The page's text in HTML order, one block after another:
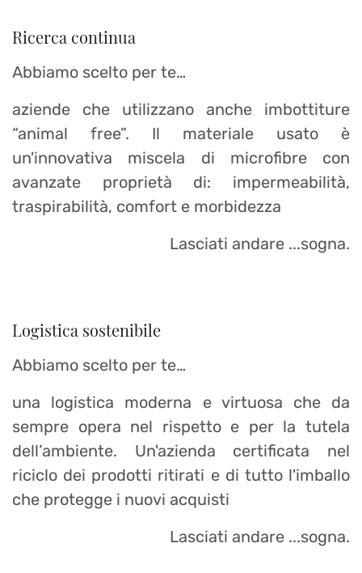
Ricerca continua
Abbiamo scelto per te…
aziende che utilizzano anche imbottiture
“animal free”. Il materiale usato è
un'innovativa miscela di microfibre con
avanzate proprietà di: impermeabilità,
traspirabilità, comfort e morbidezza
Lasciati andare ...sogna.
Logistica sostenibile
Abbiamo scelto per te…
una logistica moderna e virtuosa che da
sempre opera nel rispetto e per la tutela
dell’ambiente. Un'azienda certificata nel
riciclo dei prodotti ritirati e di tutto l'imballo
che protegge i nuovi acquisti
Lasciati andare ...sogna.